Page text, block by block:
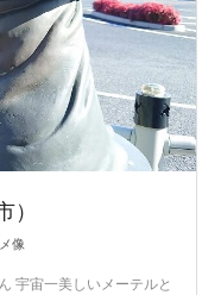
像
宇宙一美しいメーテルと